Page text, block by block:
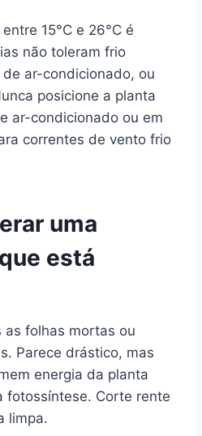
15°C e 26°C é
não toleram frio
ar-condicionado, ou
posicione a planta
ar-condicionado ou em
correntes de vento frio
uma
está
as folhas mortas ou
Parece drástico, mas
energia da planta
fotossíntese. Corte rente
limpa.